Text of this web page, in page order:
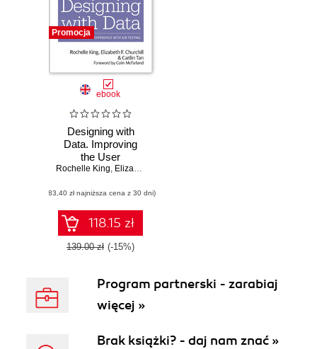
Promocja
ebook
Designing with
Data. Improving
the User
Experience with
Rochelle King, Elizabeth F Churchill
(83,40 zł najniższa cena z 30 dni)
118.15 zł
139.00 zł (-15%)
Program partnerski - zarabiaj
więcej »
Brak książki? - daj nam znać »